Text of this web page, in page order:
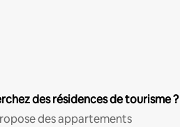
des résidences de tourisme ?
des appartements